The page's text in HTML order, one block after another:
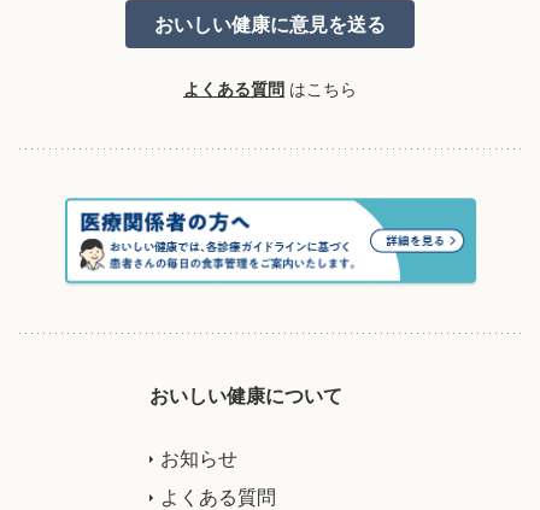
よくある質問 はこちら
おいしい健康について
お知らせ
よくある質問